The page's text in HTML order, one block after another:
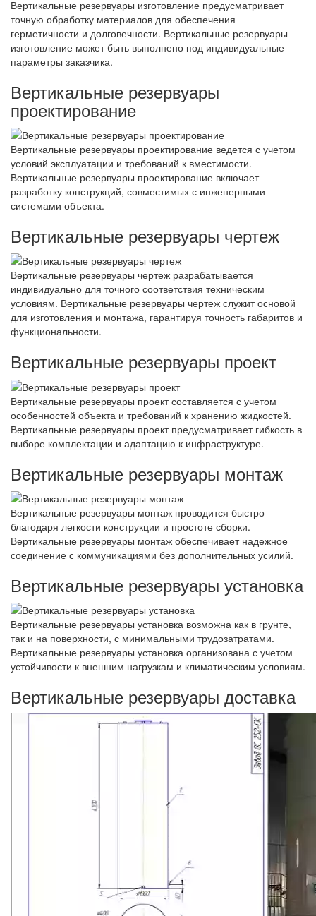
Вертикальные резервуары изготовление предусматривает
точную обработку материалов для обеспечения
герметичности и долговечности. Вертикальные резервуары
изготовление может быть выполнено под индивидуальные
параметры заказчика.
Вертикальные резервуары
проектирование
Вертикальные резервуары проектирование ведется с учетом
условий эксплуатации и требований к вместимости.
Вертикальные резервуары проектирование включает
разработку конструкций, совместимых с инженерными
системами объекта.
Вертикальные резервуары чертеж
Вертикальные резервуары чертеж разрабатывается
индивидуально для точного соответствия техническим
условиям. Вертикальные резервуары чертеж служит основой
для изготовления и монтажа, гарантируя точность габаритов и
функциональности.
Вертикальные резервуары проект
Вертикальные резервуары проект составляется с учетом
особенностей объекта и требований к хранению жидкостей.
Вертикальные резервуары проект предусматривает гибкость в
выборе комплектации и адаптацию к инфраструктуре.
Вертикальные резервуары монтаж
Вертикальные резервуары монтаж проводится быстро
благодаря легкости конструкции и простоте сборки.
Вертикальные резервуары монтаж обеспечивает надежное
соединение с коммуникациями без дополнительных усилий.
Вертикальные резервуары установка
Вертикальные резервуары установка возможна как в грунте,
так и на поверхности, с минимальными трудозатратами.
Вертикальные резервуары установка организована с учетом
устойчивости к внешним нагрузкам и климатическим условиям.
Вертикальные резервуары доставка